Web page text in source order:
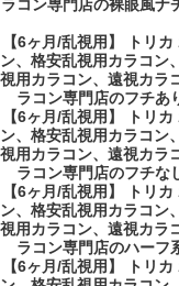
ラコン専門店の裸眼風ナ
【6ヶ月/乱視用】 トリ
ン、格安乱視用カラコン
視用カラコン、遠視カラ
ラコン専門店のフチあ
【6ヶ月/乱視用】 トリ
ン、格安乱視用カラコン
視用カラコン、遠視カラ
ラコン専門店のフチな
【6ヶ月/乱視用】 トリ
ン、格安乱視用カラコン
視用カラコン、遠視カラ
ラコン専門店のハーフ
【6ヶ月/乱視用】 トリ